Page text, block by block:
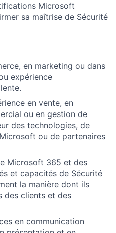
Microsoft
sa maîtrise de Sécurité
en marketing ou dans
expérience
en vente, en
ou en gestion de
des technologies, de
ou de partenaires
Microsoft 365 et des
et capacités de Sécurité
la manière dont ils
des clients et des
en communication